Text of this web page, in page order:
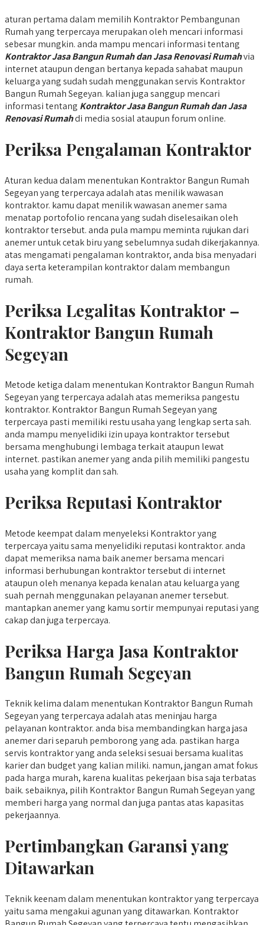
aturan pertama dalam memilih Kontraktor Pembangunan
Rumah yang terpercaya merupakan oleh mencari informasi
sebesar mungkin. anda mampu mencari informasi tentang
Kontraktor Jasa Bangun Rumah dan Jasa Renovasi Rumahvia
internet ataupun dengan bertanya kepada sahabat maupun
keluarga yang sudah sudah menggunakan servis Kontraktor
Bangun Rumah Segeyan. kalian juga sanggup mencari
informasi tentang Kontraktor Jasa Bangun Rumah dan Jasa
Renovasi Rumahdi media sosial ataupun forum online.
Periksa Pengalaman Kontraktor
Aturan kedua dalam menentukan Kontraktor Bangun Rumah
Segeyan yang terpercaya adalah atas menilik wawasan
kontraktor. kamu dapat menilik wawasan anemer sama
menatap portofolio rencana yang sudah diselesaikan oleh
kontraktor tersebut. anda pula mampu meminta rujukan dari
anemer untuk cetak biru yang sebelumnya sudah dikerjakannya.
atas mengamati pengalaman kontraktor, anda bisa menyadari
daya serta keterampilan kontraktor dalam membangun
rumah.
Periksa Legalitas Kontraktor –
Kontraktor Bangun Rumah
Segeyan
Metode ketiga dalam menentukan Kontraktor Bangun Rumah
Segeyan yang terpercaya adalah atas memeriksa pangestu
kontraktor. Kontraktor Bangun Rumah Segeyan yang
terpercaya pasti memiliki restu usaha yang lengkap serta sah.
anda mampu menyelidiki izin upaya kontraktor tersebut
bersama menghubungi lembaga terkait ataupun lewat
internet. pastikan anemer yang anda pilih memiliki pangestu
usaha yang komplit dan sah.
Periksa Reputasi Kontraktor
Metode keempat dalam menyeleksi Kontraktor yang
terpercaya yaitu sama menyelidiki reputasi kontraktor. anda
dapat memeriksa nama baik anemer bersama mencari
informasi berhubungan kontraktor tersebut di internet
ataupun oleh menanya kepada kenalan atau keluarga yang
suah pernah menggunakan pelayanan anemer tersebut.
mantapkan anemer yang kamu sortir mempunyai reputasi yang
cakap dan juga terpercaya.
Periksa Harga Jasa Kontraktor
Bangun Rumah Segeyan
Teknik kelima dalam menentukan Kontraktor Bangun Rumah
Segeyan yang terpercaya adalah atas meninjau harga
pelayanan kontraktor. anda bisa membandingkan harga jasa
anemer dari separuh pemborong yang ada. pastikan harga
servis kontraktor yang anda seleksi sesuai bersama kualitas
karier dan budget yang kalian miliki. namun, jangan amat fokus
pada harga murah, karena kualitas pekerjaan bisa saja terbatas
baik. sebaiknya, pilih Kontraktor Bangun Rumah Segeyan yang
memberi harga yang normal dan juga pantas atas kapasitas
pekerjaannya.
Pertimbangkan Garansi yang
Ditawarkan
Teknik keenam dalam menentukan kontraktor yang terpercaya
yaitu sama mengakui agunan yang ditawarkan. Kontraktor